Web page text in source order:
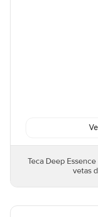
Teca Deep
vetas